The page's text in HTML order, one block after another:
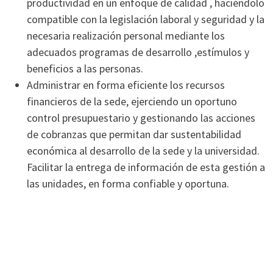
compatible con la legislación laboral y seguridad y la
necesaria realización personal mediante los
adecuados programas de desarrollo ,estímulos y
beneficios a las personas.
Administrar en forma eficiente los recursos
financieros de la sede, ejerciendo un oportuno
control presupuestario y gestionando las acciones
de cobranzas que permitan dar sustentabilidad
económica al desarrollo de la sede y la universidad.
Facilitar la entrega de información de esta gestión a
las unidades, en forma confiable y oportuna.